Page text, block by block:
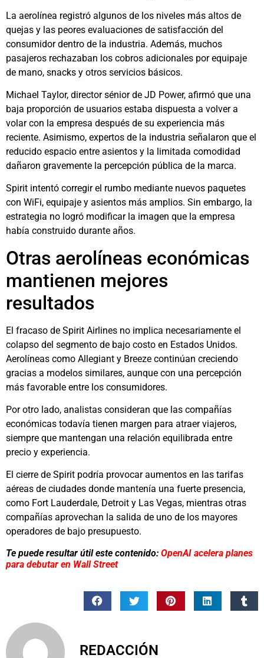
La aerolínea registró algunos de los niveles más altos de
quejas y las peores evaluaciones de satisfacción del
consumidor dentro de la industria. Además, muchos
pasajeros rechazaban los cobros adicionales por equipaje
de mano, snacks y otros servicios básicos.
Michael Taylor, director sénior de JD Power, afirmó que una
baja proporción de usuarios estaba dispuesta a volver a
volar con la empresa después de su experiencia más
reciente. Asimismo, expertos de la industria señalaron que el
reducido espacio entre asientos y la limitada comodidad
dañaron gravemente la percepción pública de la marca.
Spirit intentó corregir el rumbo mediante nuevos paquetes
con WiFi, equipaje y asientos más amplios. Sin embargo, la
estrategia no logró modificar la imagen que la empresa
había construido durante años.
Otras aerolíneas económicas
mantienen mejores
resultados
El fracaso de Spirit Airlines no implica necesariamente el
colapso del segmento de bajo costo en Estados Unidos.
Aerolíneas como Allegiant y Breeze continúan creciendo
gracias a modelos similares, aunque con una percepción
más favorable entre los consumidores.
Por otro lado, analistas consideran que las compañías
económicas todavía tienen margen para atraer viajeros,
siempre que mantengan una relación equilibrada entre
precio y experiencia.
El cierre de Spirit podría provocar aumentos en las tarifas
aéreas de ciudades donde mantenía una fuerte presencia,
como Fort Lauderdale, Detroit y Las Vegas, mientras otras
compañías aprovechan la salida de uno de los mayores
operadores de bajo presupuesto.
Te puede resultar útil este contenido: OpenAI acelera planes
para debutar en Wall Street
REDACCIÓN